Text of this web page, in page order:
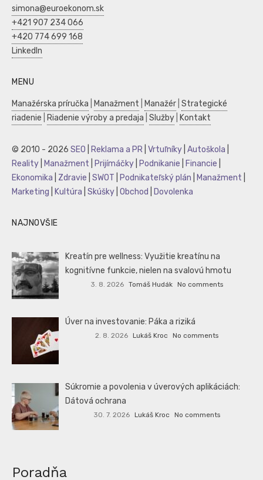
simona@euroekonom.sk
+421 907 234 066
+420 774 699 168
LinkedIn
MENU
Manažérska príručka Manažment Manažér Strategické
riadenie
Riadenie výroby a predaja Služby Kontakt
© 2010 - 2026 SEO Reklama a PR Vrtuľníky Autoškola
Reality
Manažment Prijímáčky Podnikanie Financie
Ekonomika
Zdravie SWOT Podnikateľský plán Manažment
Marketing
Kultúra Skúšky Obchod Dovolenka
NAJNOVŠIE
Kreatín pre wellness: Využitie kreatínu na
kognitívne funkcie, nielen na svalovú hmotu
3. 8. 2026 Tomáš Hudák No comments
Úver na investovanie: Páka a riziká
2. 8. 2026 Lukáš Kroc No comments
Súkromie a povolenia v úverových aplikáciách:
Dátová ochrana
30. 7. 2026 Lukáš Kroc No comments
Poradňa